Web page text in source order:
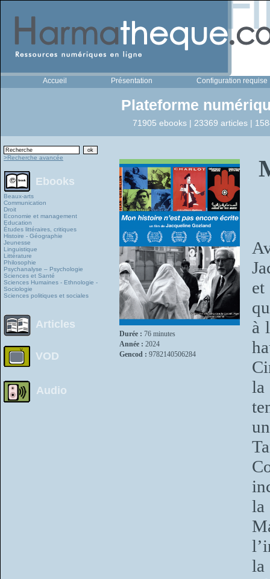
Accueil Présentation Configuration requise
Plateforme
71905 ebooks | 23369 articles |
>Recherche avancée
Ebooks
Beaux-arts
Communication
Droit
Economie et management
Education
Études littéraires, critiques
Histoire - Géographie
Jeunesse
Linguistique
Littérature
Philosophie
Psychanalyse – Psychologie
Sciences et Santé
Sciences Humaines - Ethnologie -
Sociologie
Sciences politiques et sociales
Articles
VOD
Audio
Durée : 76 minutes
Année : 2024
Gencod : 9782140506284
à
la
la
la